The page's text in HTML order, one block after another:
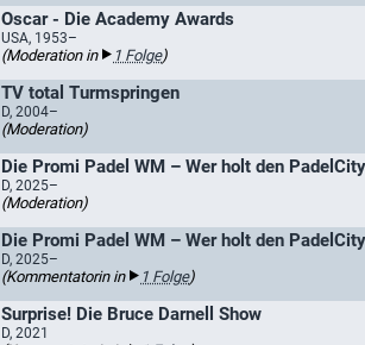
Oscar - Die Academy Awards
USA, 1953–
(Moderation in 1 Folge)
TV total Turmspringen
D, 2004–
(Moderation)
Die Promi Padel WM – Wer holt den
D, 2025–
(Moderation)
Die Promi Padel WM – Wer holt den
D, 2025–
(Kommentatorin in 1 Folge)
Surprise! Die Bruce Darnell Show
D, 2021